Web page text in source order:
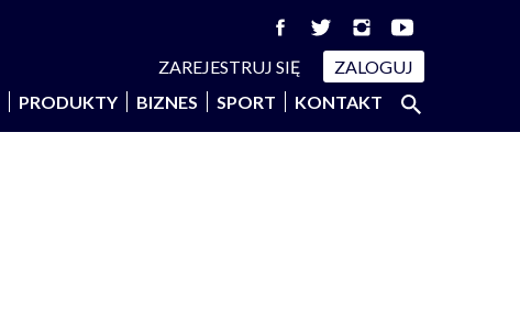
ZAREJESTRUJ SIĘ
ZALOGUJ
PRODUKTY BIZNES SPORT KONTAKT Szukaj:
SZUKAJ